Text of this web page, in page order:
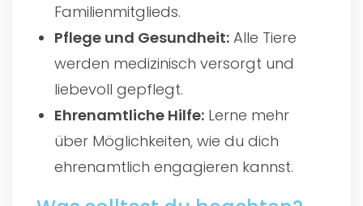
Familienmitglieds.
Pflege und Gesundheit: Alle Tiere
werden medizinisch versorgt und
liebevoll gepflegt.
Ehrenamtliche Hilfe: Lerne mehr
über Möglichkeiten, wie du dich
ehrenamtlich engagieren kannst.